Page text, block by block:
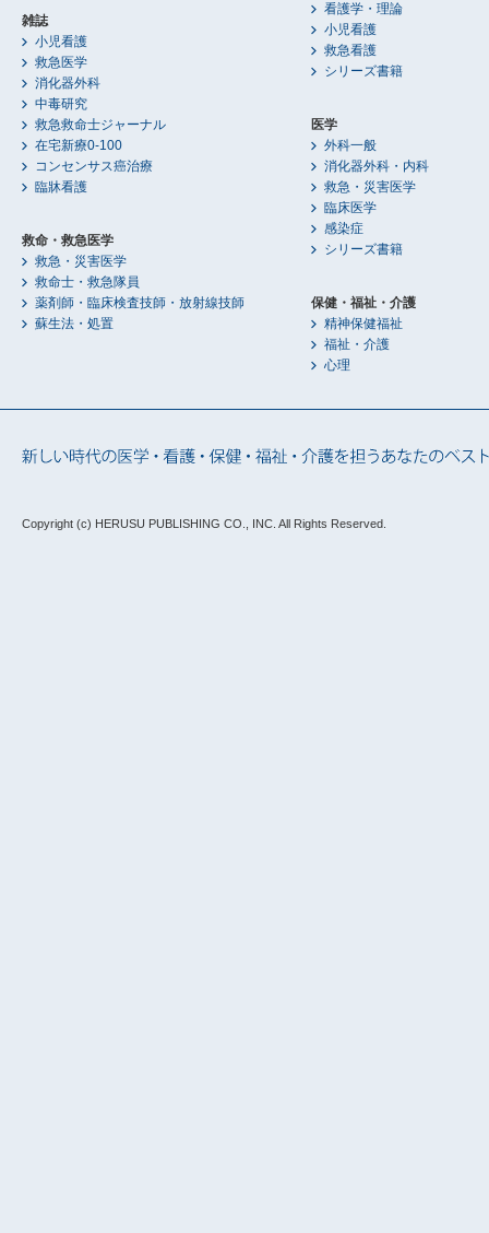
雑誌
小児看護
救急医学
消化器外科
中毒研究
救急救命士ジャーナル
在宅新療0-100
コンセンサス癌治療
臨牀看護
救命・救急医学
救急・災害医学
救命士・救急隊員
薬剤師・臨床検査技師・放射線技師
蘇生法・処置
看護学・理論
小児看護
救急看護
シリーズ書籍
医学
外科一般
消化器外科・内科
救急・災害医学
臨床医学
感染症
シリーズ書籍
保健・福祉・介護
精神保健福祉
福祉・介護
心理
Copyright (c) HERUSU PUBLISHING CO., INC. All Rights Reserved.